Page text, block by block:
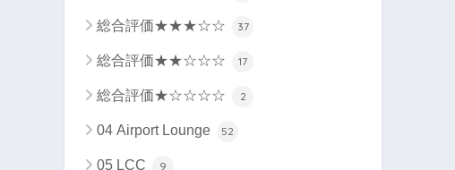
総合評価★★★☆☆ 37
総合評価★★☆☆☆ 17
総合評価★☆☆☆☆ 2
04 Airport Lounge 52
05 LCC 9